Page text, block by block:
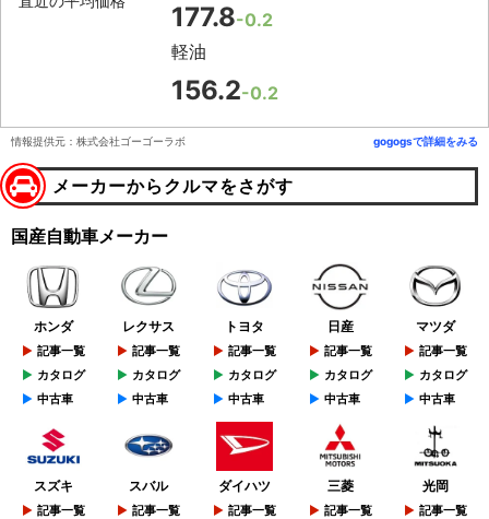
177.8-0.2
軽油
156.2-0.2
情報提供元：株式会社ゴーゴーラボ gogogsで詳細をみる
メーカーからクルマをさがす
国産自動車メーカー
ホンダ
記事一覧
カタログ
中古車
レクサス
記事一覧
カタログ
中古車
トヨタ
記事一覧
カタログ
中古車
日産
記事一覧
カタログ
中古車
マツダ
記事一覧
カタログ
中古車
スズキ
記事一覧
スバル
記事一覧
ダイハツ
記事一覧
三菱
記事一覧
光岡
記事一覧